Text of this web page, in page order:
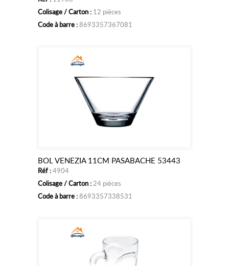
panier
Colisage / Carton : 12 pièces
Code à barre :8693357367081
au
panier
BOL VENEZIA 11CM PASABACHE 53443
Réf :4904
Colisage / Carton : 24 pièces
Code à barre :8693357338531